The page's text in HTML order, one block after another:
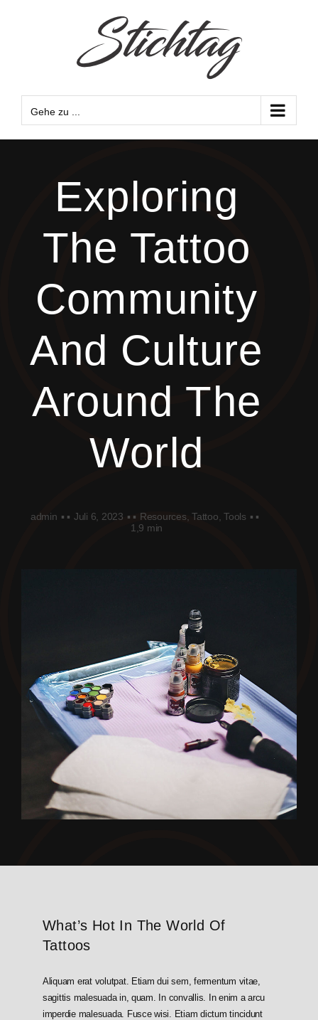
Gehe zu ...
Exploring
The Tattoo
Community
And Culture
Around The
World
admin ▪ ▪ Juli 6, 2023 ▪ ▪ Resources ,Tattoo ,Tools ▪ ▪
1,9 min
What’s Hot In The World Of
Tattoos
Aliquam erat volutpat. Etiam dui sem, fermentum vitae,
sagittis malesuada in, quam. In convallis. In enim a arcu
imperdie malesuada. Fusce wisi. Etiam dictum tincidunt